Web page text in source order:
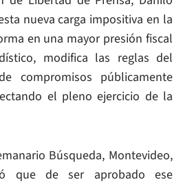
nueva carga impositiva en la
en una mayor presión fiscal
modifica las reglas del
compromisos públicamente
el pleno ejercicio de la
Búsqueda, Montevideo,
que de ser aprobado ese